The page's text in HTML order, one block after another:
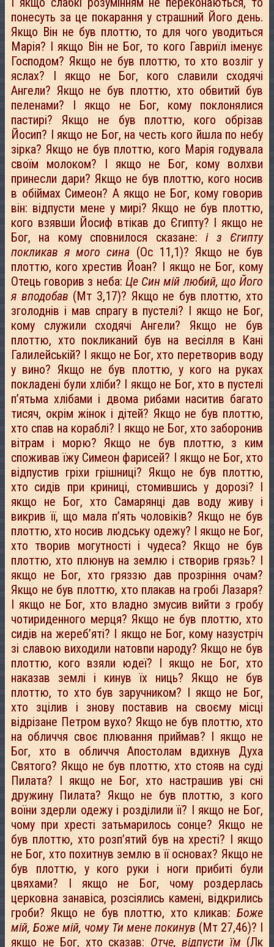
понесуть за це покарання у страшний Його день.
Якщо Він не був плоттю, то для чого уводиться
Марія? І якщо Він не Бог, то кого Гавриїл іменує
Господом? Якщо не був плоттю, то хто возліг у
яслах? І якщо не Бог, кого славили сходячі
Ангели? Якщо не був плоттю, хто обвитий був
пеленами? І якщо не Бог, кому поклонялися
пастирі? Якщо не був плоттю, кого обрізав
Йосип? І якщо не Бог, на честь кого йшла по небу
зірка? Якщо не був плоттю, кого Марія годувала
своїм молоком? І якщо не Бог, кому волхви
принесли дари? Якщо не був плоттю, кого носив
в обіймах Симеон? А якщо не Бог, кому говорив
він: відпусти мене у мирі? Якщо не був плоттю,
кого взявши Йосиф втікав до Єгипту? І якщо не
Бог, на кому сповнилося сказане:і з Єгипту
покликав я мого сина (Ос 11,1)? Якщо не був
плоттю, кого хрестив Йоан? І якщо не Бог, кому
Отець говорив з неба: Це Син мій любий, що Його
я вподобав (Мт 3,17)? Якщо не був плоттю, хто
зголоднів і мав спрагу в пустелі? І якщо не Бог,
кому служили сходячі Ангели? Якщо не був
плоттю, хто покликаний був на весілля в Кані
Галилейській? І якщо не Бог, хто перетворив воду
у вино? Якщо не був плоттю, у кого на руках
покладені були хліби? І якщо не Бог, хто в пустелі
п’ятьма хлібами і двома рибами наситив багато
тисяч, окрім жінок і дітей? Якщо не був плоттю,
хто спав на кораблі? І якщо не Бог, хто заборонив
вітрам і морю? Якщо не був плоттю, з ким
споживав їжу Симеон фарисей? І якщо не Бог, хто
відпустив гріхи грішниці? Якщо не був плоттю,
хто сидів при криниці, стомившись у дорозі? І
якщо не Бог, хто Самарянці дав воду живу і
викрив її, що мала п’ять чоловіків? Якщо не був
плоттю, хто носив людську одежу? І якщо не Бог,
хто творив могутності і чудеса? Якщо не був
плоттю, хто плюнув на землю і створив грязь? І
якщо не Бог, хто гряззю дав прозріння очам?
Якщо не був плоттю, хто плакав на гробі Лазаря?
І якщо не Бог, хто владно змусив вийти з гробу
чотириденного мерця? Якщо не був плоттю, хто
сидів на жереб’яті? І якщо не Бог, кому назустріч
зі славою виходили натовпи народу? Якщо не був
плоттю, кого взяли юдеї? І якщо не Бог, хто
наказав землі і кинув їх ниць? Якщо не був
плоттю, то хто був заручником? І якщо не Бог,
хто зцілив і знову поставив на своєму місці
відрізане Петром вухо? Якщо не був плоттю, хто
на обличчя своє плювання приймав? І якщо не
Бог, хто в обличчя Апостолам вдихнув Духа
Святого? Якщо не був плоттю, хто стояв на суді
Пилата? І якщо не Бог, хто настрашив уві сні
дружину Пилата? Якщо не був плоттю, з кого
воїни здерли одежу і розділили її? І якщо не Бог,
чому при хресті затьмарилось сонце? Якщо не
був плоттю, хто розп’ятий був на хресті? І якщо
не Бог, хто похитнув землю в її основах? Якщо не
був плоттю, у кого руки і ноги прибиті були
цвяхами? І якщо не Бог, чому роздерлась
церковна занавіса, розсіялись камені, відкрились
гроби? Якщо не був плоттю, хто кликав: Боже
мій, Боже мій, чому Ти мене покинув (Мт 27,46)? І
якщо не Бог, хто сказав: Отче, відпусти їм (Лк